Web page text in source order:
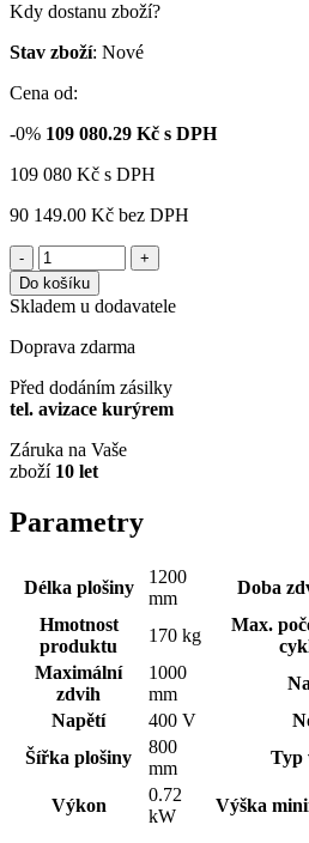
Kdy dostanu zboží?
Stav zboží: Nové
Cena od:
-0% 109 080.29 Kč s DPH
109 080 Kč s DPH
90 149.00 Kč bez DPH
-
+
Do košíku
Skladem u dodavatele
Doprava zdarma
Před dodáním zásilky
tel. avizace kurýrem
Záruka na Vaše
zboží 10 let
Parametry
Délka plošiny
1200
mm
Doba
Hmotnost
produktu
170 kg
Max.
Maximální
zdvih
1000
mm
Napětí
400 V
Šířka plošiny
800
mm
Typ
Výkon
0.72
kW
Výška